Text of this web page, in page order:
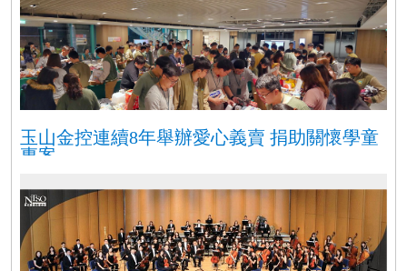
玉山金控連續8年舉辦愛心義賣 捐助關懷學童
專案